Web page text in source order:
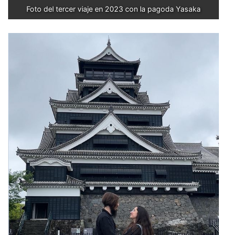
Foto del tercer viaje en 2023 con la pagoda Yasaka